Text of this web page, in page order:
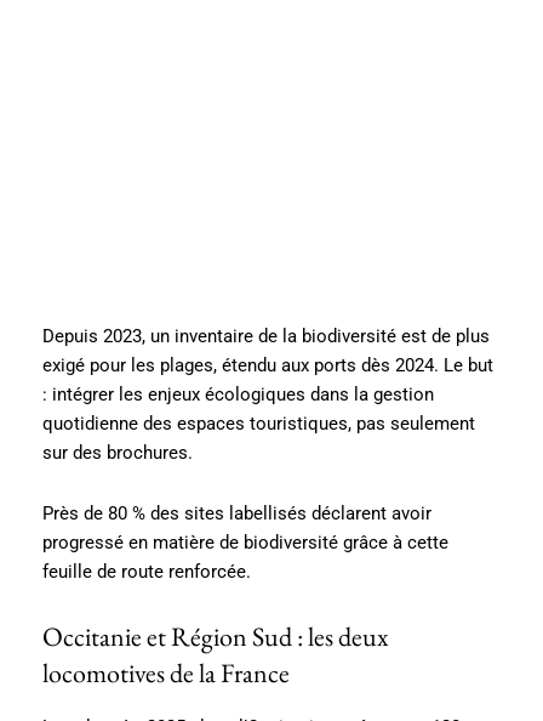
Depuis 2023, un inventaire de la biodiversité est de plus
exigé pour les plages, étendu aux ports dès 2024. Le but
: intégrer les enjeux écologiques dans la gestion
quotidienne des espaces touristiques, pas seulement
sur des brochures.
Près de 80 % des sites labellisés déclarent avoir
progressé en matière de biodiversité grâce à cette
feuille de route renforcée.
Occitanie et Région Sud : les deux
locomotives de la France